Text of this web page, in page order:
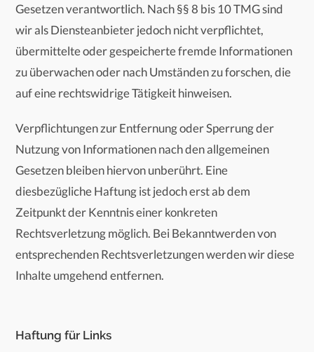
Gesetzen verantwortlich. Nach §§ 8 bis 10 TMG sind
wir als Diensteanbieter jedoch nicht verpflichtet,
übermittelte oder gespeicherte fremde Informationen
zu überwachen oder nach Umständen zu forschen, die
auf eine rechtswidrige Tätigkeit hinweisen.
Verpflichtungen zur Entfernung oder Sperrung der
Nutzung von Informationen nach den allgemeinen
Gesetzen bleiben hiervon unberührt. Eine
diesbezügliche Haftung ist jedoch erst ab dem
Zeitpunkt der Kenntnis einer konkreten
Rechtsverletzung möglich. Bei Bekanntwerden von
entsprechenden Rechtsverletzungen werden wir diese
Inhalte umgehend entfernen.
Haftung für Links